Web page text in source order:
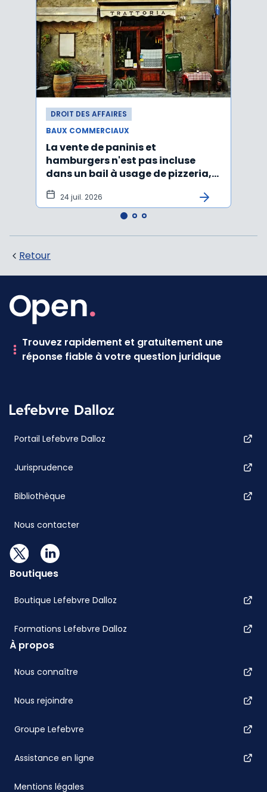
DROIT DES AFFAIRES
BAUX COMMERCIAUX
La vente de paninis et
hamburgers n'est pas incluse
dans un bail à usage de pizzeria,
pâtes, salades
24 juil. 2026
Retour
Trouvez rapidement et gratuitement une
réponse fiable à votre question juridique
Portail Lefebvre Dalloz
Jurisprudence
Bibliothèque
Nous contacter
Boutiques
Boutique Lefebvre Dalloz
Formations Lefebvre Dalloz
À propos
Nous connaître
Nous rejoindre
Groupe Lefebvre
Assistance en ligne
Mentions légales